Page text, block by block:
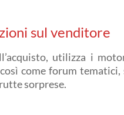
sul venditore
utilizza i
come forum
sorprese.